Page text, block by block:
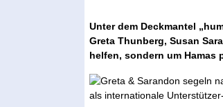
Unter dem Deckmantel
Greta Thunberg, Susan
helfen, sondern um